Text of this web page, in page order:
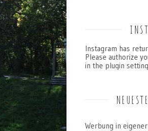
Instagram has
Please authorize
in the plugin
Werbung in